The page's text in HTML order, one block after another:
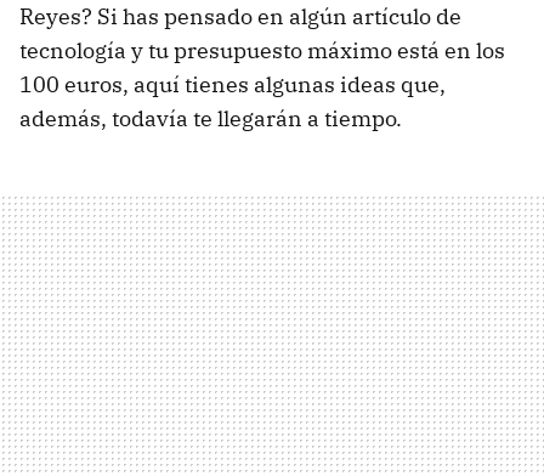
Reyes? Si has pensado en algún artículo de
tecnología y tu presupuesto máximo está en los
100 euros, aquí tienes algunas ideas que,
además, todavía te llegarán a tiempo.